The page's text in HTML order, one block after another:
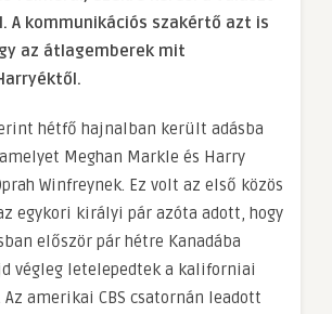
A kommunikációs szakértő azt is
az átlagemberek mit
hétfő hajnalban került adásba
Meghan Markle és Harry
Winfreynek. Ez volt az első közös
egykori királyi pár azóta adott, hogy
először pár hétre Kanadába
végleg letelepedtek a kaliforniai
amerikai CBS csatornán leadott